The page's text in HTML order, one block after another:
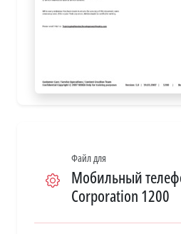
Файл для
Мобильный
Corporation 1200